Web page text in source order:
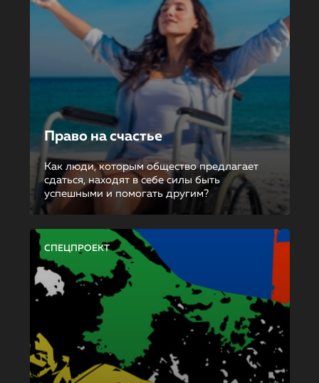
Право на счастье
Как люди, которым общество предлагает
сдаться, находят в себе силы быть
успешными и помогать другим?
СПЕЦПРОЕКТ